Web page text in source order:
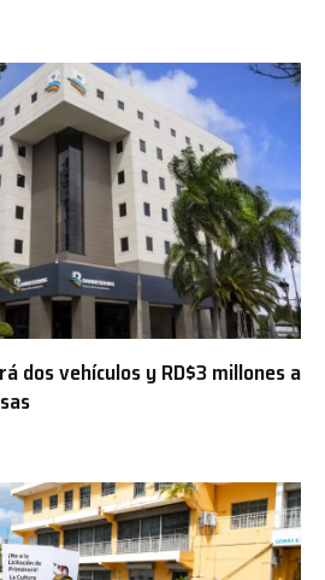
dos vehículos y RD$3 millones a